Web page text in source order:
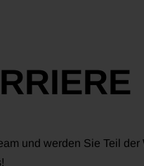
und werden Sie Teil der